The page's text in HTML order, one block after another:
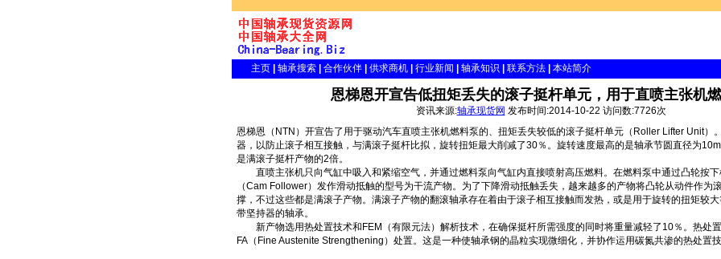
主页 轴承搜索 合作伙伴 供求商机 行业新闻 轴承知识 联系方法 本站简介
恩梯恩开宣告低扭矩丢失的滚子挺杆单元，用于直喷主张机
资讯来源:轴承现货网 发布时间:2014-10-22 访问数:7726次
恩梯恩（NTN）开宣告了用于驱动汽车直喷主张机燃料泵的、扭矩丢失较低的滚子挺杆单元（Roller Lifter Unit）
器，以防止滚子相互接触，与满滚子挺杆比拟，旋转扭矩最大削减了30％。旋转速度最高的是轴承节圆直径为
是满滚子挺杆产物的2倍。
直喷主张机只向气缸中吸入和紧缩空气，并通过燃料泵向气缸内直接喷射高压燃料。在燃料泵中通过凸轮按
（Cam Follower）发作滑动抵触的型号为干流产物。为了下降滑动抵触丢失，越来越多的产物将凸轮从动件作为
撑，不过这些都是满滚子产物。满滚子产物的翻滚轴承存在着由于滚子相互接触而发热，或是用于旋转的扭矩较
带坚持器的轴承。
新产物选用热处置技术和FEM（有限元法）解析技术，在确保挺杆所需强度的同时将重量减轻了10％。热处
FA（Fine Austenite Strengthening）处置。这是一种使轴承钢的晶粒实现微细化，并协作运用碳氮共渗的热处置